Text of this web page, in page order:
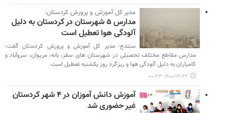
مدیر کل آموزش و پرورش کردستان:
مدارس ۵ شهرستان در کردستان به دلیل
آلودگی هوا تعطیل است
سنندج- مدیر کل آموزش و پرورش کردستان گفت:
مدارس مقاطع مختلف تحصیلی در شهرستان های سقز، بانه، مریوان، سروآباد و
کامیاران به دلیل آلودگی هوا و ریزگرد روز یکشنبه تعطیل است.
۱۴۰۰-۱۲-۲۲ ۰۰:۲۳
آموزش دانش آموزان در ۴ شهر کردستان
غیر حضوری شد